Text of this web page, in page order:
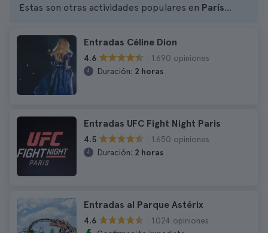
Estas son otras actividades populares en París...
Entradas Céline Dion
4.6
1.690 opiniones
Duración: 2 horas
Entradas UFC Fight Night Paris
4.5
1.650 opiniones
Duración: 2 horas
Entradas al Parque Astérix
4.6
1.024 opiniones